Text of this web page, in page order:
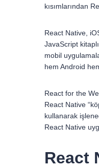
kısımlarından
React Native,
JavaScript
mobil
hem Android
React for the
React Native
kullanarak
React Native
React